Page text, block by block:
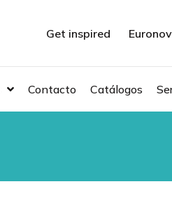
Get inspired
Contacto Catálogos